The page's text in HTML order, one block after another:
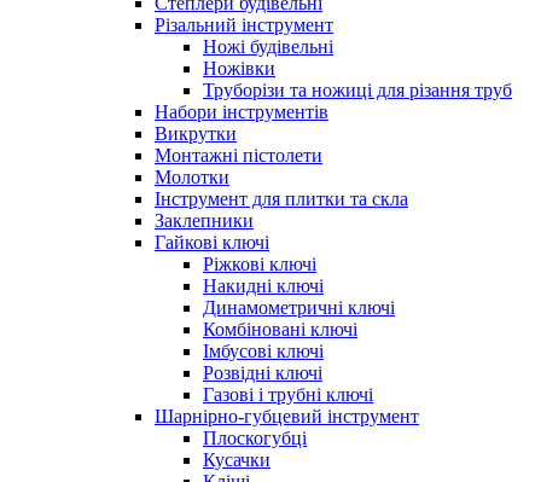
Різальний інструмент
Ножі будівельні
Ножівки
Труборізи та ножиці для різання труб
Набори інструментів
Викрутки
Монтажні пістолети
Молотки
Інструмент для плитки та скла
Заклепники
Гайкові ключі
Ріжкові ключі
Накидні ключі
Динамометричні ключі
Комбіновані ключі
Імбусові ключі
Розвідні ключі
Газові і трубні ключі
Шарнірно-губцевий інструмент
Плоскогубцi
Кусачки